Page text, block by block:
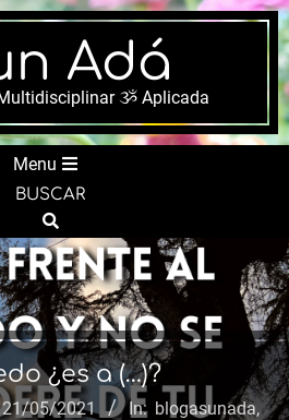
Adá
ૐ Aplicada
Menu
BUSCAR
Search
¿es a (…)?
21/05/2021 In: blogasunada,